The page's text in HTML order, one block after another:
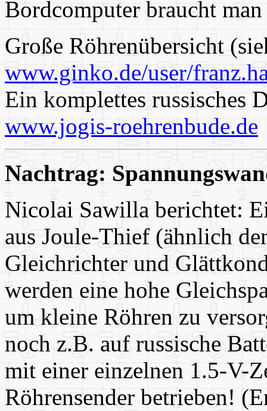
Bordcomputer braucht
Große Röhrenübersicht
www.ginko.de/user/
Ein komplettes russisches
www.jogis-roehrenbude.de
Nachtrag:
Nicolai Sawilla berichtet:
aus Joule-Thief (ähnlich
Gleichrichter und
werden eine hohe
um kleine Röhren zu
noch z.B. auf russische
mit einer einzelnen 1.5-V-
Röhrensender betrieben!